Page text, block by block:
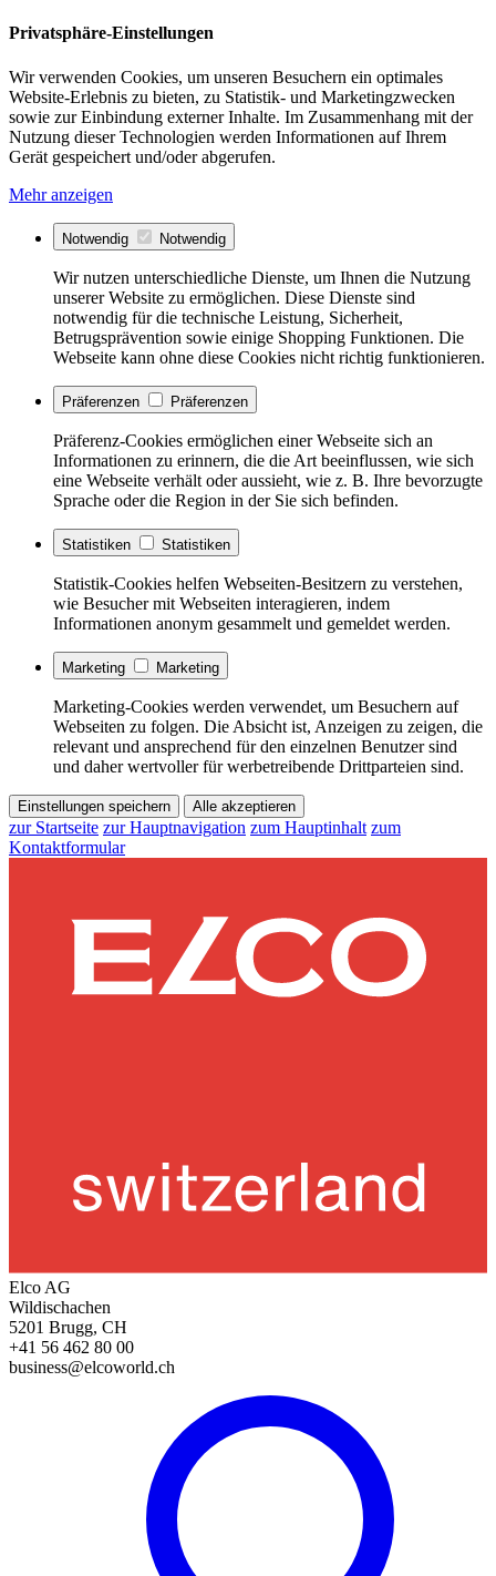
Privatsphäre-Einstellungen
Wir verwenden Cookies, um unseren Besuchern ein optimales
Website-Erlebnis zu bieten, zu Statistik- und Marketingzwecken
sowie zur Einbindung externer Inhalte. Im Zusammenhang mit der
Nutzung dieser Technologien werden Informationen auf Ihrem
Gerät gespeichert und/oder abgerufen.
Mehr anzeigen
Notwendig Notwendig
Wir nutzen unterschiedliche Dienste, um Ihnen die Nutzung
unserer Website zu ermöglichen. Diese Dienste sind
notwendig für die technische Leistung, Sicherheit,
Betrugsprävention sowie einige Shopping Funktionen. Die
Webseite kann ohne diese Cookies nicht richtig funktionieren.
Präferenzen Präferenzen
Präferenz-Cookies ermöglichen einer Webseite sich an
Informationen zu erinnern, die die Art beeinflussen, wie sich
eine Webseite verhält oder aussieht, wie z. B. Ihre bevorzugte
Sprache oder die Region in der Sie sich befinden.
Statistiken Statistiken
Statistik-Cookies helfen Webseiten-Besitzern zu verstehen,
wie Besucher mit Webseiten interagieren, indem
Informationen anonym gesammelt und gemeldet werden.
Marketing Marketing
Marketing-Cookies werden verwendet, um Besuchern auf
Webseiten zu folgen. Die Absicht ist, Anzeigen zu zeigen, die
relevant und ansprechend für den einzelnen Benutzer sind
und daher wertvoller für werbetreibende Drittparteien sind.
Einstellungen speichern Alle akzeptieren
zur Startseite zur Hauptnavigation zum Hauptinhalt zum
Kontaktformular
Elco AG
Wildischachen
5201 Brugg, CH
+41 56 462 80 00
business@elcoworld.ch